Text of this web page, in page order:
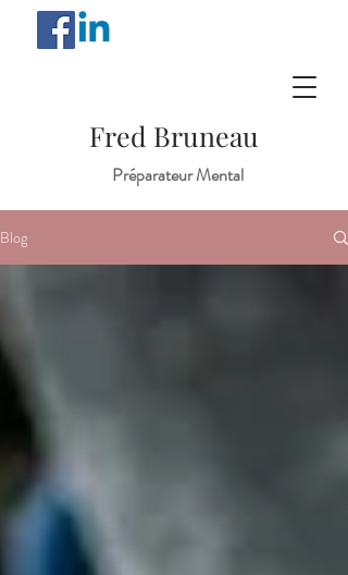
Fred Bruneau
Préparateur Mental
Blog